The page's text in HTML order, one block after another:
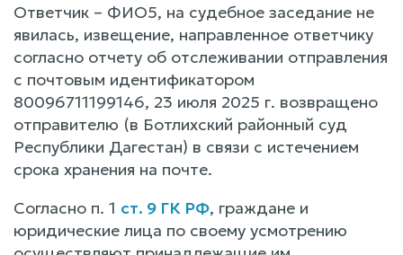
Ответчик – ФИО5, на судебное заседание не
явилась, извещение, направленное ответчику
согласно отчету об отслеживании отправления
с почтовым идентификатором
80096711199146, 23 июля 2025 г. возвращено
отправителю (в Ботлихский районный суд
Республики Дагестан) в связи с истечением
срока хранения на почте.
Согласно п. 1 ст. 9 ГК РФ, граждане и
юридические лица по своему усмотрению